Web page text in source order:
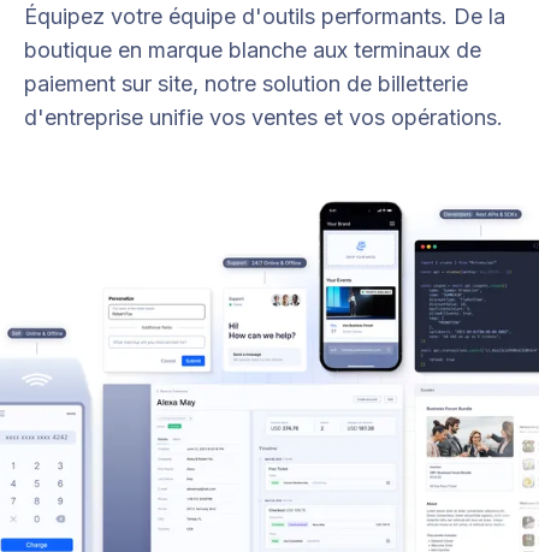
Équipez votre équipe d'outils performants. De la
boutique en marque blanche aux terminaux de
paiement sur site, notre solution de billetterie
d'entreprise unifie vos ventes et vos opérations.